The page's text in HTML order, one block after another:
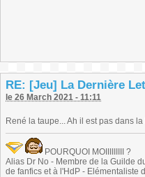
RE: [Jeu] La Dernière
le 26 March 2021 - 11:11
René la taupe... Ah il est pas dans
POURQUOI MOIIIIIIIII ?
Alias Dr No - Membre de la Guilde
de fanfics et à l'HdP - Elémentaliste